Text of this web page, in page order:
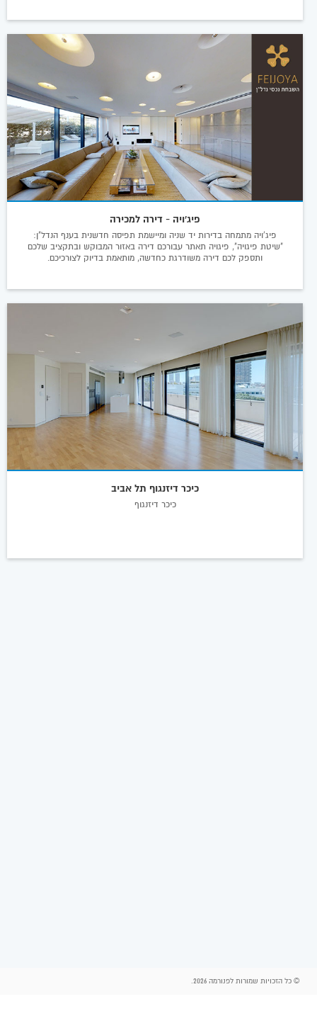
פיג'ויה - דירה למכירה
פיג'ויה מתמחה בדירות יד שניה ומיישמת תפיסה חדשנית בענף הנדל"ן:
"שיטת פיגויה", פיגויה תאתר עבורכם דירה באזור המבוקש ובתקציב שלכם
ותספק לכם דירה משודרגת כחדשה, מותאמת בדיוק לצורכיכם.
כיכר דיזנגוף תל אביב
כיכר דיזנגוף
© כל הזכויות שמורות לפנורמה 2026.